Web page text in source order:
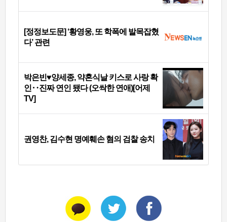
[정정보도문] ‘황영웅, 또 학폭에 발목잡혔
다’ 관련
박은빈♥양세종, 약혼식날 키스로 사랑 확
인‥진짜 연인 됐다 (오싹한 연애)[어제
TV]
권영찬, 김수현 명예훼손 혐의 검찰 송치